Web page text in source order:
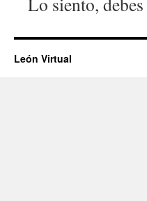
León Virtual